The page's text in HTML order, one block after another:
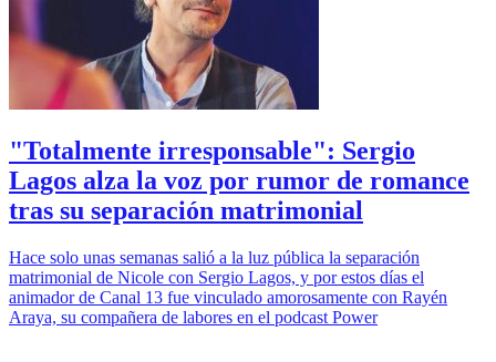
"Totalmente irresponsable": Sergio
Lagos alza la voz por rumor de romance
tras su separación matrimonial
Hace solo unas semanas salió a la luz pública la separación
matrimonial de Nicole con Sergio Lagos, y por estos días el
animador de Canal 13 fue vinculado amorosamente con Rayén
Araya, su compañera de labores en el podcast Power